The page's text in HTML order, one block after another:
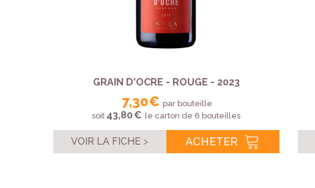
GRAIN D'OCRE - ROUGE - 2023
7,30 € par bouteille
soit 43,80 € le carton de 6 bouteilles
VOIR LA FICHE ACHETER